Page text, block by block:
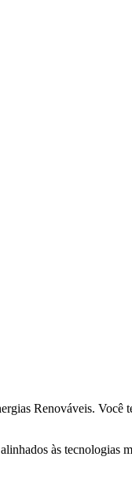
Renováveis. Você
às